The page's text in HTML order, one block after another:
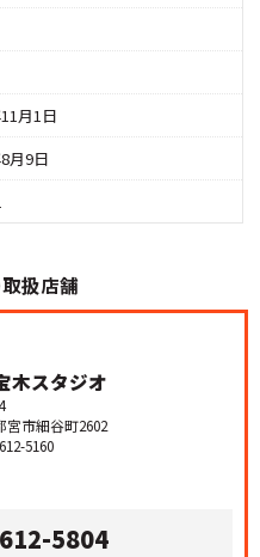
月1日
月9日
扱店舗
木スタジオ
宮市細谷町2602
5160
5804